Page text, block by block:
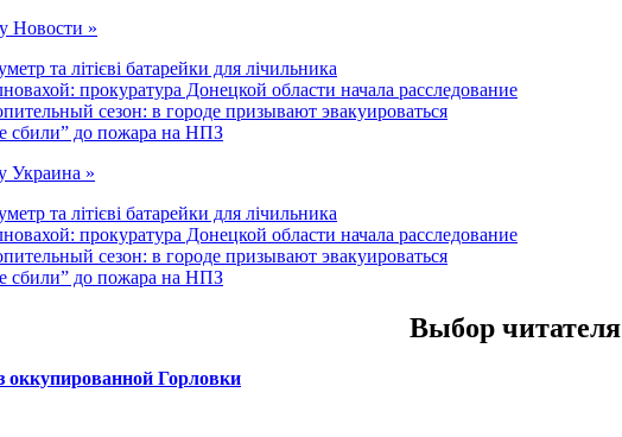
Новости »
та літієві батарейки для лічильника
прокуратура Донецкой области начала расследование
сезон: в городе призывают эвакуироваться
сбили” до пожара на НПЗ
Украина »
та літієві батарейки для лічильника
прокуратура Донецкой области начала расследование
сезон: в городе призывают эвакуироваться
сбили” до пожара на НПЗ
Выбор читателя
оккупированной Горловки